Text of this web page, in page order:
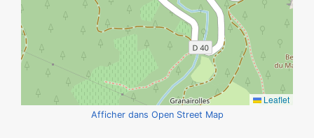
Leaflet
Afficher dans Open Street Map